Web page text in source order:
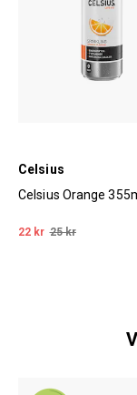
Celsius
Celsius Orange
22 kr 25 kr